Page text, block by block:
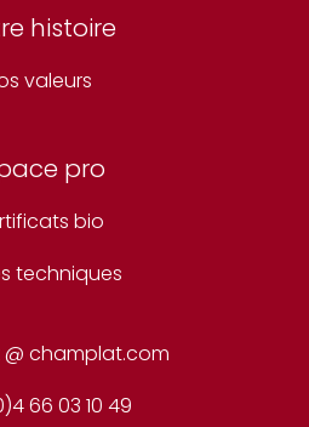
histoire
valeurs
pro
bio
techniques
champlat.com
66 03 10 49